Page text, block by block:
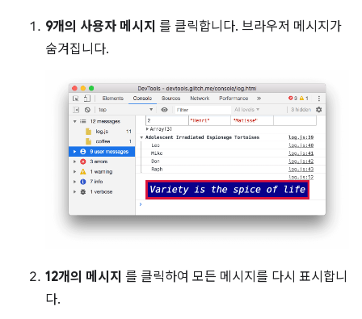
9개의 사용자 메시지 를 클릭합니다. 브라우저 메시지가
숨겨집니다.
12개의 메시지 를 클릭하여 모든 메시지를 다시 표시합니
다.